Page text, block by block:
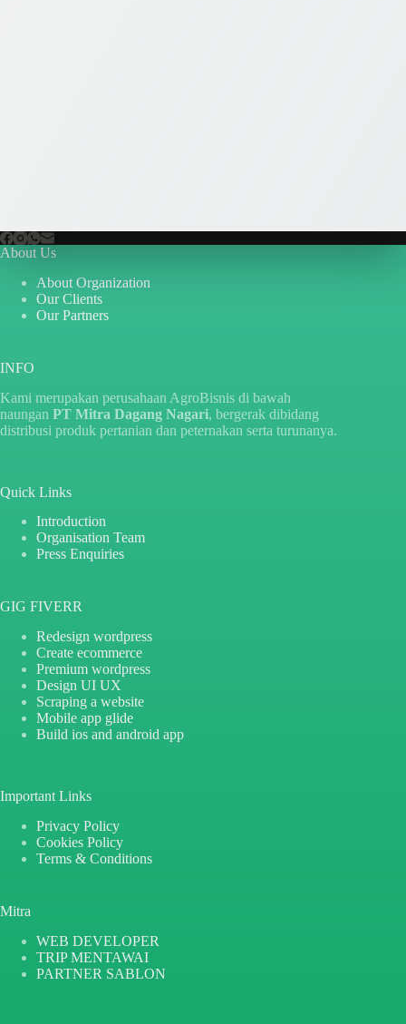
About Us
About Organization
Our Clients
Our Partners
INFO
Kami merupakan perusahaan AgroBisnis di bawah
naungan PT Mitra Dagang Nagari, bergerak dibidang
distribusi produk pertanian dan peternakan serta turunanya.
Quick Links
Introduction
Organisation Team
Press Enquiries
GIG FIVERR
Redesign wordpress
Create ecommerce
Premium wordpress
Design UI UX
Scraping a website
Mobile app glide
Build ios and android app
Important Links
Privacy Policy
Cookies Policy
Terms & Conditions
Mitra
WEB DEVELOPER
TRIP MENTAWAI
PARTNER SABLON